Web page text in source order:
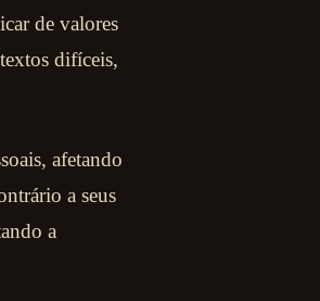
de valores
difíceis,
afetando
a seus
a